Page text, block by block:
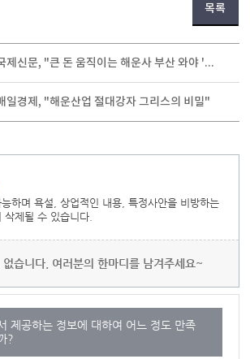
목록
국제신문, "큰 돈 움직이는 해운사 부산 와야 '해양금융 생태계' 구축
일경제, "해운산업 절대강자 그리스의 비밀"
하며 욕설, 상업적인 내용, 특정사안을 비방하는
제될 수 있습니다.
습니다. 여러분의 한마디를 남겨주세요~
제공하는 정보에 대하여 어느 정도 만족
?